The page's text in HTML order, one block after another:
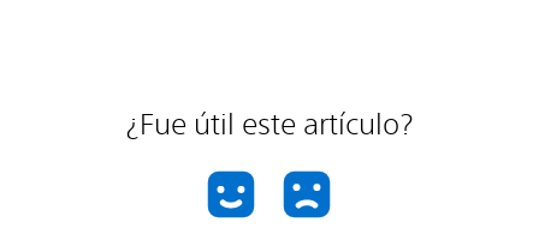
¿Fue útil este artículo?